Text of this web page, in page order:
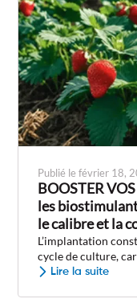
Publié le février 18,
BOOSTER
les
le calibre et la
L’implantation
cycle de culture,
Lire la suite